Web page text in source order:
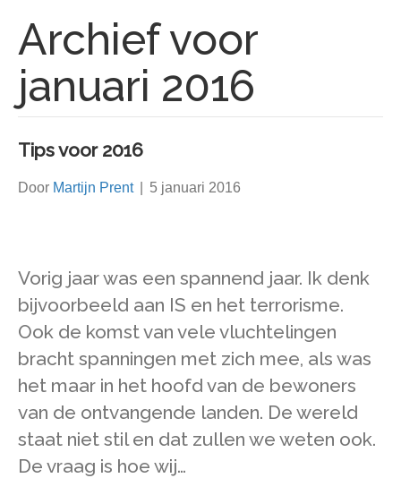
Archief voor
januari 2016
Tips voor 2016
Door Martijn Prent 5 januari 2016
Vorig jaar was een spannend jaar. Ik denk
bijvoorbeeld aan IS en het terrorisme.
Ook de komst van vele vluchtelingen
bracht spanningen met zich mee, als was
het maar in het hoofd van de bewoners
van de ontvangende landen. De wereld
staat niet stil en dat zullen we weten ook.
De vraag is hoe wij…